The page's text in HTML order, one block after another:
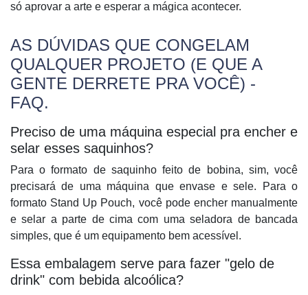
só aprovar a arte e esperar a mágica acontecer.
AS DÚVIDAS QUE CONGELAM
QUALQUER PROJETO (E QUE A
GENTE DERRETE PRA VOCÊ) -
FAQ.
Preciso de uma máquina especial pra encher e
selar esses saquinhos?
Para o formato de saquinho feito de bobina, sim, você
precisará de uma máquina que envase e sele. Para o
formato Stand Up Pouch, você pode encher manualmente
e selar a parte de cima com uma seladora de bancada
simples, que é um equipamento bem acessível.
Essa embalagem serve para fazer "gelo de
drink" com bebida alcoólica?